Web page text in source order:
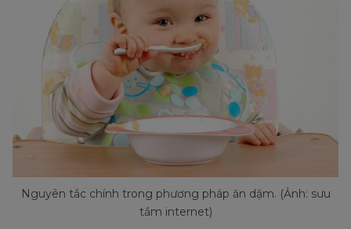
Nguyên tắc chính trong phương pháp ăn dặm. (Ảnh: sưu
tầm internet)